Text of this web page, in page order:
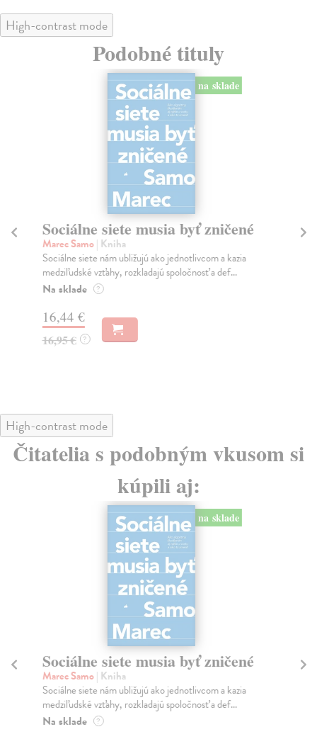
High-contrast mode
Podobné tituly
na sklade
Sociálne siete musia byť zničené
Marec Samo| Kniha
Sociálne siete nám ubližujú ako jednotlivcom a kazia
medziľudské vzťahy, rozkladajú spoločnosť a def...
Na sklade ?
16,44 €
16,95 € ?
High-contrast mode
Čitatelia s podobným vkusom si
kúpili aj:
na sklade
Sociálne siete musia byť zničené
Marec Samo| Kniha
Sociálne siete nám ubližujú ako jednotlivcom a kazia
medziľudské vzťahy, rozkladajú spoločnosť a def...
Na sklade ?